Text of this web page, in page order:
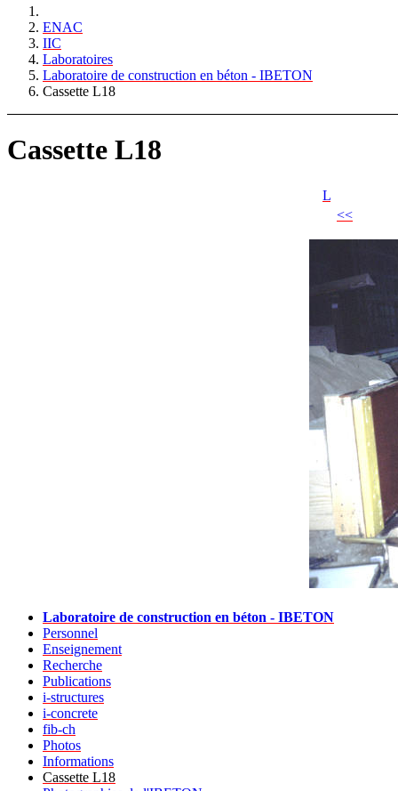
ENAC
IIC
Laboratoires
Laboratoire de construction en béton - IBETON
Cassette L18
Cassette L18
L
<<
Laboratoire de construction en béton - IBETON
Personnel
Enseignement
Recherche
Publications
i-structures
i-concrete
fib-ch
Photos
Informations
Cassette L18